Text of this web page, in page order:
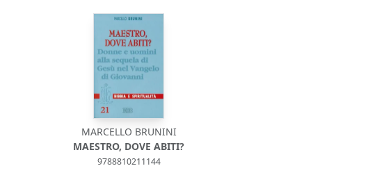
MARCELLO BRUNINI
MAESTRO, DOVE ABITI?
9788810211144